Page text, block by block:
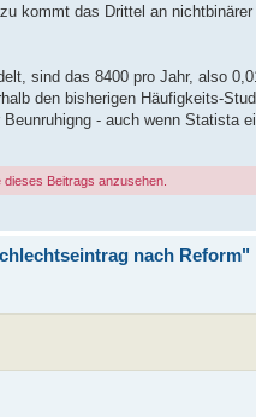
kommt das Drittel an
sind das 8400 pro Jahr, also
den bisherigen Häufigkeits-
- auch wenn
Beitrags anzusehen.
nach Reform"